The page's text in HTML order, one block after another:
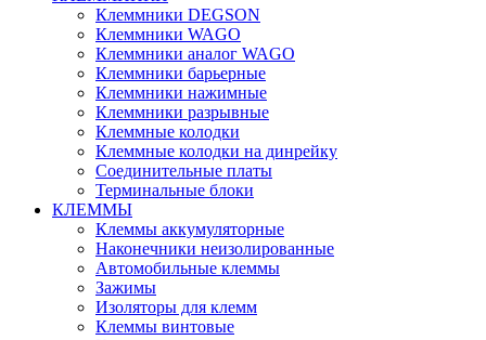
Клеммники DEGSON
Клеммники WAGO
Клеммники аналог WAGO
Клеммники барьерные
Клеммники нажимные
Клеммники разрывные
Клеммные колодки
Клеммные колодки на динрейку
Соединительные платы
Терминальные блоки
КЛЕММЫ
Клеммы аккумуляторные
Наконечники неизолированные
Автомобильные клеммы
Зажимы
Изоляторы для клемм
Клеммы винтовые